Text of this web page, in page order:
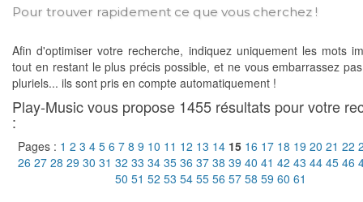
Pour trouver rapidement ce que vous cherchez !
Afin d'optimiser votre recherche, indiquez uniquement les mots
tout en restant le plus précis possible, et ne vous embarrassez
pluriels... ils sont pris en compte automatiquement !
Play-Music vous propose 1455 résultats pour votre
:
Pages : 1 2 3 4 5 6 7 8 9 10 11 12 13 14 15 16 17 18 19 20 21 22
26 27 28 29 30 31 32 33 34 35 36 37 38 39 40 41 42 43 44 45 46
50 51 52 53 54 55 56 57 58 59 60 61